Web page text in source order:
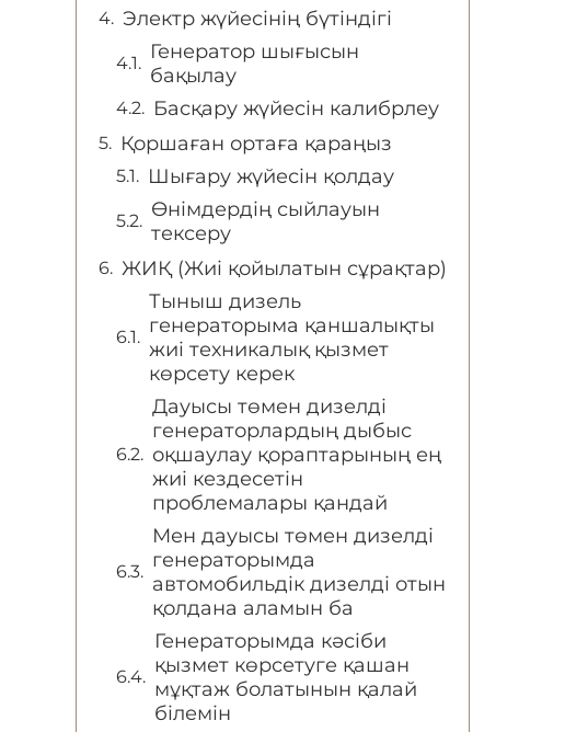
Электр жүйесінің бүтіндігі
Генератор шығысын
бақылау
Басқару жүйесін калибрлеу
Қоршаған ортаға қараңыз
Шығару жүйесін қолдау
Өнімдердің сыйлауын
тексеру
ЖИҚ (Жиі қойылатын сұрақтар)
Тыныш дизель
генераторыма қаншалықты
жиі техникалық қызмет
көрсету керек
Дауысы төмен дизелді
генераторлардың дыбыс
оқшаулау қораптарының ең
жиі кездесетін
проблемалары қандай
Мен дауысы төмен дизелді
генераторымда
автомобильдік дизелді отын
қолдана аламын ба
Генераторымда кәсіби
қызмет көрсетуге қашан
мұқтаж болатынын қалай
білемін